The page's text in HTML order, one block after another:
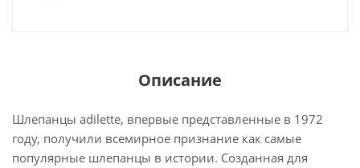
Описание
Шлепанцы adilette, впервые представленные в 1972
году, получили всемирное признание как самые
популярные шлепанцы в истории. Созданная для